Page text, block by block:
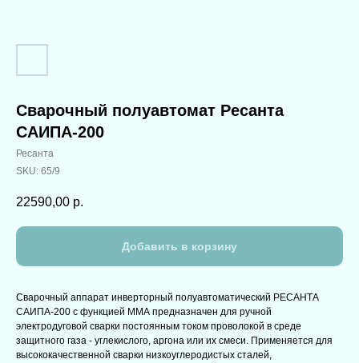
Сварочный полуавтомат Ресанта
САИПА-200
Ресанта
SKU: 65/9
22590,00 р.
Добавить в корзину
Сварочный аппарат инверторный полуавтоматический РЕСАНТА
САИПА-200 с функцией ММА предназначен для ручной
электродуговой сварки постоянным током проволокой в среде
защитного газа - углекислого, аргона или их смеси. Применяется для
высококачественной сварки низкоуглеродистых сталей,